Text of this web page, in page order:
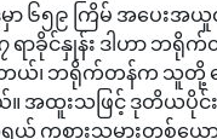
၉ ကြိမ် အပေးအယူလုပ်
ာခိုင်နှုန်း ဒါဟာ ဘ
တယ်၊ ဘရိုက်တန်က သူတို့
ထူးသဖြင့် ဒုတိယပိုင်
ယ် ကစားသမားတစ်ယ